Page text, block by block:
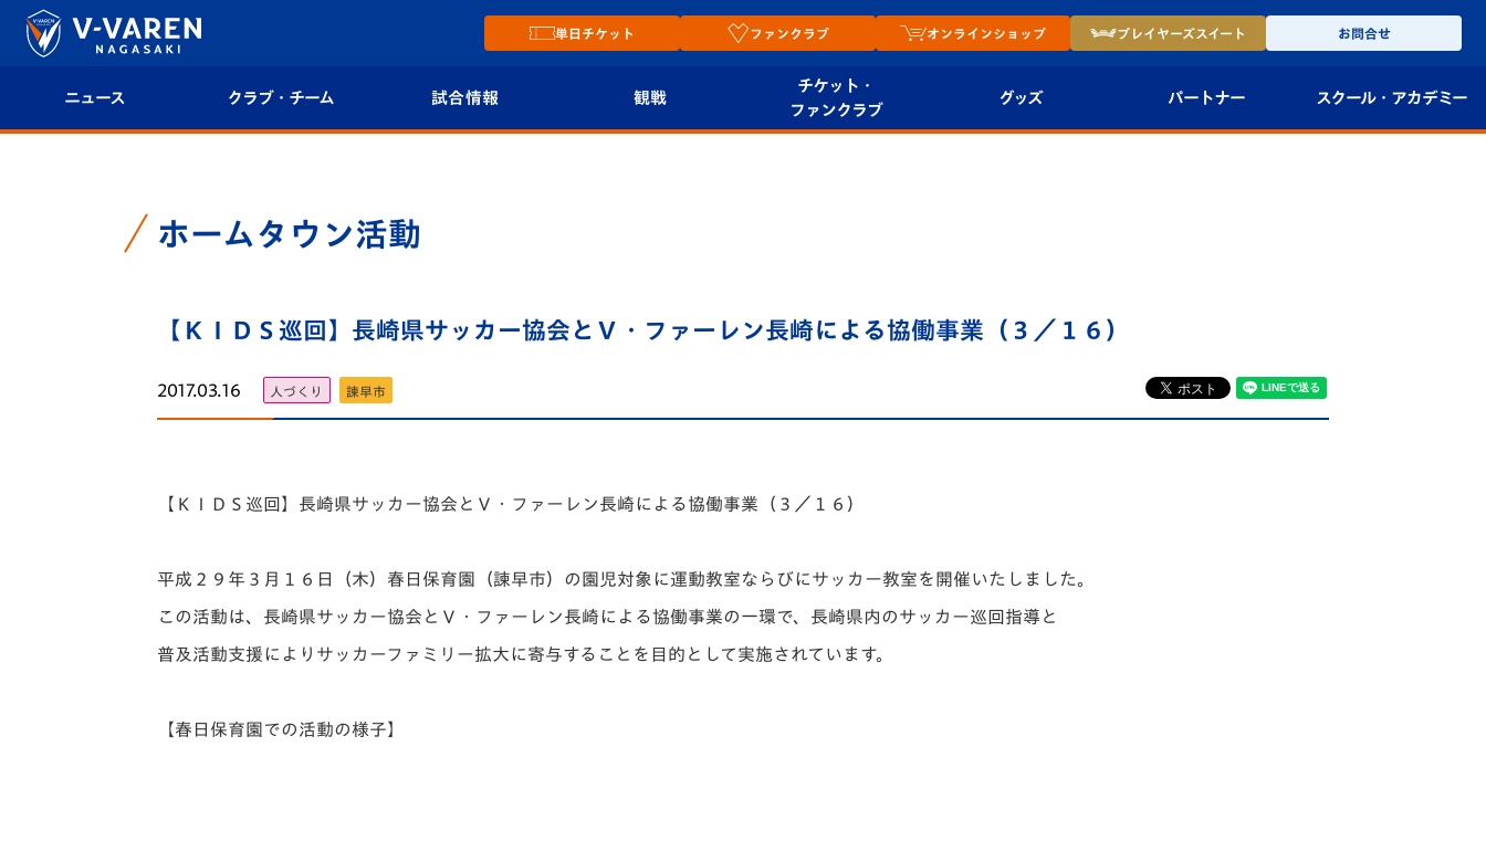
単日チケット ファンクラブ オンラインショップ プレイヤーズスイート お問合せ
ニュース クラブ・チーム
エンブレム紹介
選手プロフィール
マスコット紹介
クラブハウス（練習
試合情報
U-21 Jリーグ関連
フォトギャラリー
観戦
V-EXPRESS（ユニフ
チケット・
ファンクラブ
V-LOVERS（ファン
グッズ パートナー スクール・ アカデミー
スクール
ホームタウン活動
【ＫＩＤＳ巡回】長崎県サッカー協会とＶ・ファーレン長崎による協働事業（３／１６）
2017.03.16 人づくり 諫早市
【ＫＩＤＳ巡回】長崎県サッカー協会とＶ・ファーレン長崎による協働事業（３／１６）
平成２９年３月１６日（木）春日保育園（諫早市）の園児対象に運動教室ならびにサッカー教室を開催いたしました。
この活動は、長崎県サッカー協会とＶ・ファーレン長崎による協働事業の一環で、長崎県内のサッカー巡回指導と
普及活動支援によりサッカーファミリー拡大に寄与することを目的として実施されています。
【春日保育園での活動の様子】